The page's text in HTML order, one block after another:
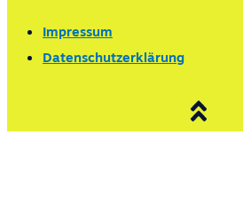
Impressum
Datenschutzerklärung